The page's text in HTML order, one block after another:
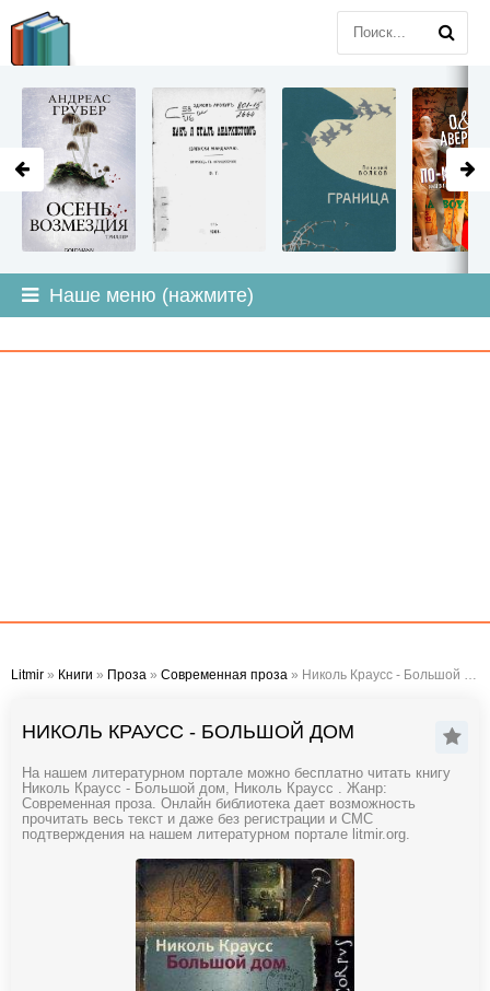
Наше меню (нажмите)
Litmir » Книги » Проза » Современная проза » Николь Краусс - Большой дом
НИКОЛЬ КРАУСС - БОЛЬШОЙ ДОМ
На нашем литературном портале можно бесплатно читать книгу
Николь Краусс - Большой дом, Николь Краусс . Жанр:
Современная проза. Онлайн библиотека дает возможность
прочитать весь текст и даже без регистрации и СМС
подтверждения на нашем литературном портале litmir.org.
LITMIR.ORG